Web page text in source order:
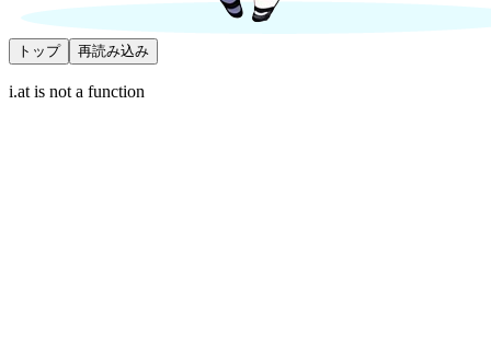
トップ 再読み込み
i.at is not a function